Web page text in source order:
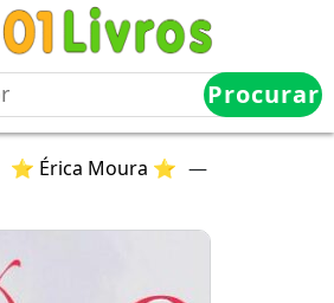
Procurar
⭐ Érica Moura ⭐ —